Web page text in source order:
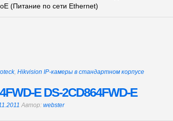
(Питание по сети Ethernet)
, Hikvision IP-камеры в стандартном корпусе
E DS-2CD864FWD-E
Автор: webster